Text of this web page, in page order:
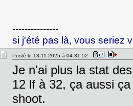
---------------
si j'été pas là, vous seriez
Posté le 13-11-2025 à 04:31:52
Je n'ai plus la stat
12 lf à 32, ça aussi
shoot.